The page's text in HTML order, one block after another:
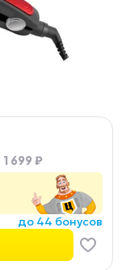
1 699 ₽
до 44 бонусов